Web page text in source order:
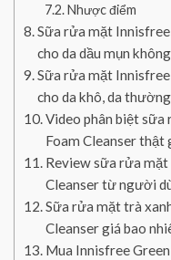
Nhược điểm
Sữa rửa mặt Innisfree
cho da dầu mụn
Sữa rửa mặt Innisfree
cho da khô, da
Video phân biệt sữa
Foam Cleanser thật
Review sữa rửa mặt
Cleanser từ người
Sữa rửa mặt trà
Cleanser giá bao
Mua Innisfree